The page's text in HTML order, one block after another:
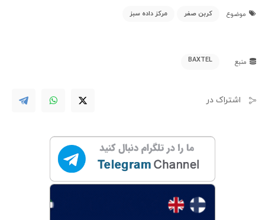
موضوع کربن صفر مرکز داده سبز
منبع BAXTEL
اشتراک در